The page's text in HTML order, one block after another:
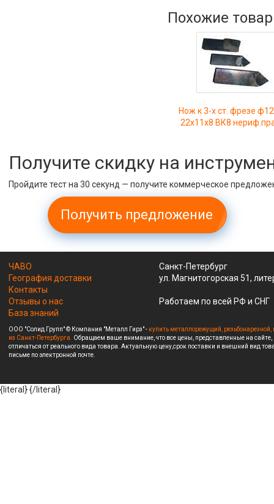
Похожие
Нож к 3-х ст. фрезе
22х11х8 ВК8
Получите скидку на
Пройдите тест на 30 секунд — получите коммерческое
Получить предложение
ЧАВО
География доставки
Контакты
Отзывы о нас
База знаний
Санкт-Петербург
ул. Магнитогорская 51,
Работаем по всей РФ и СНГ
ООО "Солид Групп" © Компания "Металл Гирз" - купить металлорежущий,
из Санкт-Петербурга. Обращаем ваше внимание, что все цены, представленные на
отличаться от реального вида товара. Актуальную цену,срок поставки и внешний вид
письме по электронной почте.
{literal}{/literal}